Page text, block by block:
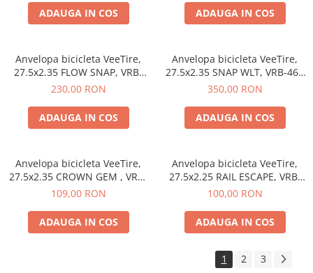
Thailanda
ADAUGA IN COS
Thailanda
ADAUGA IN COS
Anvelopa bicicleta VeeTire,
27.5x2.35 FLOW SNAP, VRB-
403, 72TPI, TC FOLDABLE TLR,
230,00 RON
ADAUGA IN COS
Anvelopa bicicleta VeeTire,
27.5x2.35 SNAP WLT, VRB-468
BKS 90TPI, FOLDABLE GXE TLR,
350,00 RON
ADAUGA IN COS
Anvelopa bicicleta VeeTire,
27.5x2.35 CROWN GEM , VRB-
378 BKS 27TPI, MPC WIRE
Thailanda
109,00 RON
ADAUGA IN COS
Anvelopa bicicleta VeeTire,
27.5x2.25 RAIL ESCAPE, VRB-
405 BKS 27TPI, MPC WIRE
Thailanda
100,00 RON
ADAUGA IN COS
1 2 3